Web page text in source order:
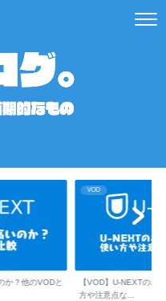
ト活用術！使い
VOD
【VOD】U-NEXTポイ
方！ ポイント...